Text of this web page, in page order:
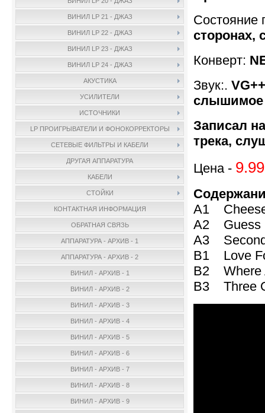
ВИНИЛ LP 21 - ДЖАЗ
ВИНИЛ LP 22 - ДЖАЗ
ВИНИЛ LP 23 - ДЖАЗ
ВИНИЛ LP 24 - ДЖАЗ
АКУСТИКА
УСИЛИТЕЛИ
ИСТОЧНИКИ
LP ПРОИГРЫВАТЕЛИ И ФОНОКОРРЕКТОРЫ
СЕТЕВЫЕ ФИЛЬТРЫ И КАБЕЛИ
ДРУГАЯ АППАРАТУРА
КАБЕЛИ
СТОЙКИ
КОНТАКТНАЯ ИНФОРМАЦИЯ
ОБРАТНАЯ СВЯЗЬ
АППАРАТУРА - АРХИВ - 1
АППАРАТУРА - АРХИВ - 2
ВИНИЛ - АРХИВ - 1
ВИНИЛ - АРХИВ - 2
ВИНИЛ - АРХИВ - 3
ВИНИЛ - АРХИВ - 4
ВИНИЛ - АРХИВ - 5
ВИНИЛ - АРХИВ - 6
ВИНИЛ - АРХИВ - 7
ВИНИЛ - АРХИВ - 8
ВИНИЛ - АРХИВ - 9
Состояние
сторонах,
Конверт:
Звук:. VG++
слышимое
Записал
трека,
Цена -
A1
A2 Guess
A3
B1 Love
B2
B3 Three